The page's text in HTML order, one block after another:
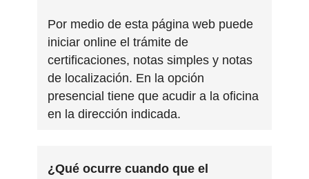
Por medio de esta página web puede
iniciar online el trámite de
certificaciones, notas simples y notas
de localización. En la opción
presencial tiene que acudir a la oficina
en la dirección indicada.
¿Qué ocurre cuando que el